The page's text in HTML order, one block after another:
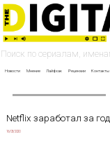
Новости Мнение Лайфхак Рецензии Контакты
Netflix заработал за
16/03/2020